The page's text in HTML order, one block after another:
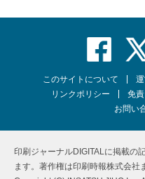
このサイトについて
リンクポリシー
免責
お問い
印刷ジャーナルDIGITALに掲載の
ます。著作権は印刷時報株式会社